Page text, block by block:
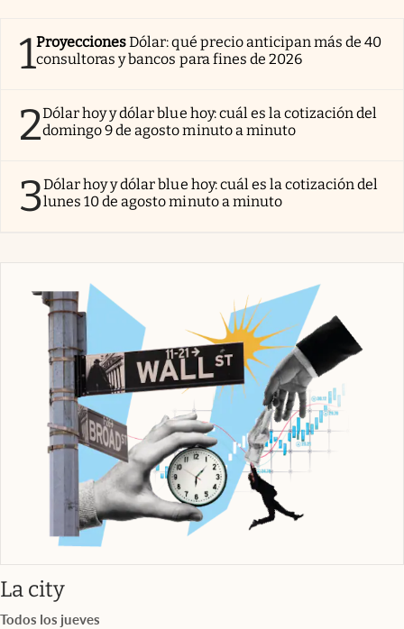
1ProyeccionesDólar: qué precio anticipan más de 40
consultoras y bancos para fines de 2026
2Dólar hoy y dólar blue hoy: cuál es la cotización del
domingo 9 de agosto minuto a minuto
3Dólar hoy y dólar blue hoy: cuál es la cotización del
lunes 10 de agosto minuto a minuto
La cityabre en nueva pestaña
Todos los jueves